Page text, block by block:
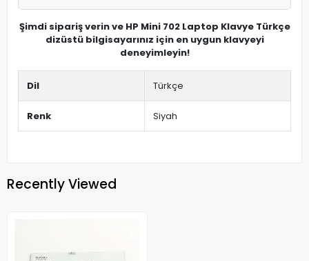
Şimdi sipariş verin ve HP Mini 702 Laptop Klavye Türkçe
dizüstü bilgisayarınız için en uygun klavyeyi
deneyimleyin!
Dil Türkçe
Renk Siyah
Recently Viewed